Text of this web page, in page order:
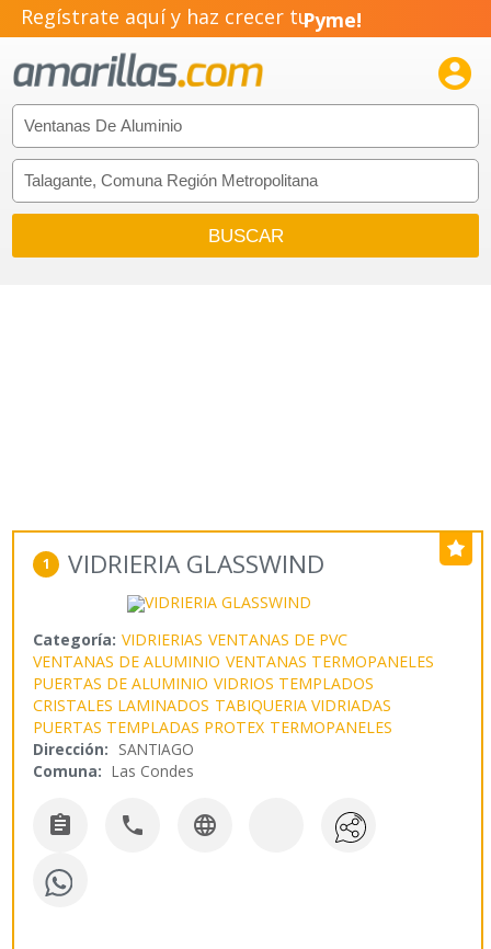
Regístrate aquí y haz crecer tuPyme!
Emprendimiento!

1 VIDRIERIA GLASSWIND
Categoría: VIDRIERIAS VENTANAS DE PVC
VENTANAS DE ALUMINIO VENTANAS TERMOPANELES
PUERTAS DE ALUMINIO VIDRIOS TEMPLADOS
CRISTALES LAMINADOS TABIQUERIA VIDRIADAS
PUERTAS TEMPLADAS PROTEX TERMOPANELES
Dirección: SANTIAGO
Comuna: Las Condes
  